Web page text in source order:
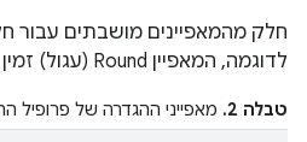
חלק מהמאפיינים מושבתים עבור
לדוגמה, המאפיין Round (עגול) זמין רק במכשירי Wear OS.
טבלה 2. מאפייני ההגדרה של פרופיל